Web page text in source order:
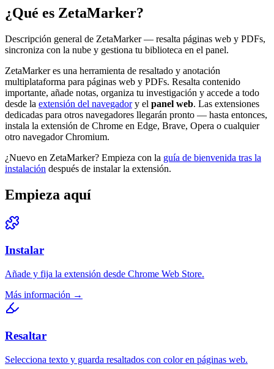
¿Qué es ZetaMarker?
Descripción general de ZetaMarker — resalta páginas web y PDFs,
sincroniza con la nube y gestiona tu biblioteca en el panel.
ZetaMarker es una herramienta de resaltado y anotación
multiplataforma para páginas web y PDFs. Resalta contenido
importante, añade notas, organiza tu investigación y accede a todo
desde la extensión del navegadory el panel web. Las extensiones
dedicadas para otros navegadores llegarán pronto — hasta entonces,
instala la extensión de Chrome en Edge, Brave, Opera o cualquier
otro navegador Chromium.
¿Nuevo en ZetaMarker? Empieza con la guía de bienvenida tras la
instalación después de instalar la extensión.
Empieza aquí
Instalar
Añade y fija la extensión desde Chrome Web Store.
Más información →
Resaltar
Selecciona texto y guarda resaltados con color en páginas web.